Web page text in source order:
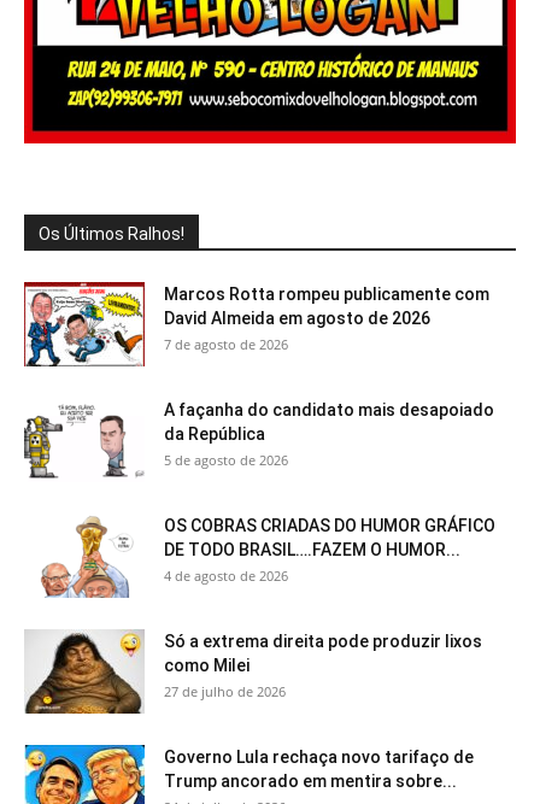
Os Últimos Ralhos!
Marcos Rotta rompeu publicamente com
David Almeida em agosto de 2026
7 de agosto de 2026
A façanha do candidato mais desapoiado
da República
5 de agosto de 2026
OS COBRAS CRIADAS DO HUMOR GRÁFICO
DE TODO BRASIL….FAZEM O HUMOR...
4 de agosto de 2026
Só a extrema direita pode produzir lixos
como Milei
27 de julho de 2026
Governo Lula rechaça novo tarifaço de
Trump ancorado em mentira sobre...